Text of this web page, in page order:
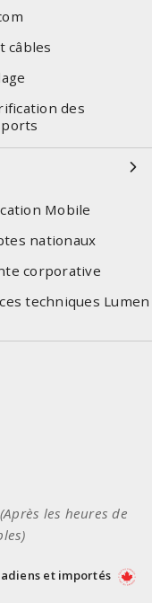
câbles
des
Mobile
nationaux
corporative
techniques Lumen
(Après les heures de
et importés